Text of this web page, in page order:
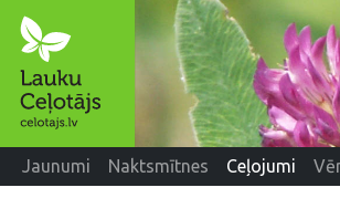
Jaunumi Naktsmītnes Ceļojumi